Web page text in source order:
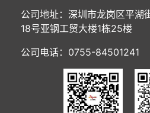
公司地址：深圳市龙岗区平湖
18号亚钢工贸大楼1栋25楼
公司电话：0755-84501241